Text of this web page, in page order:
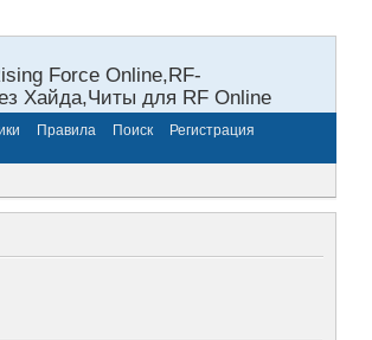
Force Online,RF-
Хайда,Читы для RF Online
Правила Поиск
Регистрация